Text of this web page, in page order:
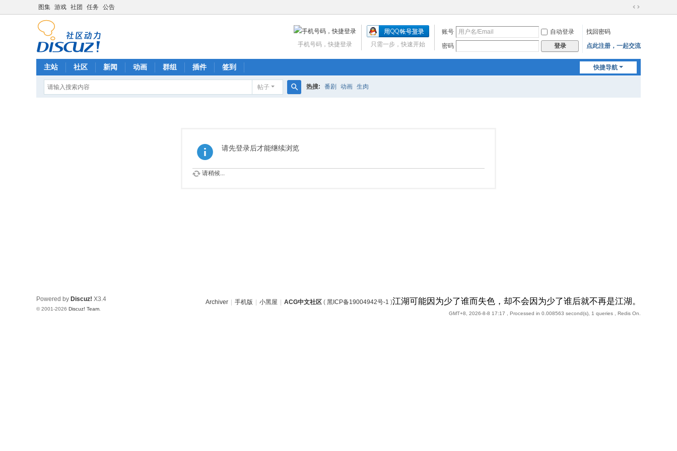
图集 游戏 社团 任务 公告
切
宽
账号 自动登录
找回密码
密码
登录 点此注册，一起交流
只需一步，快速开始
手机号码，快捷登录
快捷导航
主站 社区 新闻 动画 群组 插件 签到
帖子 热搜: 番剧 动画 生肉
请先登录后才能继续浏览
请稍候...
Archiver 手机版 小黑屋 ACG中文社区 ( 黑ICP备19004942号-1 )江湖可能因为少了谁而失色，却不会因为少了谁后就不再是江湖。
GMT+8, 2026-8-8 17:17 , Processed in 0.008563 second(s), 1 queries , Redis On.
Powered by Discuz! X3.4
© 2001-2026 Discuz! Team